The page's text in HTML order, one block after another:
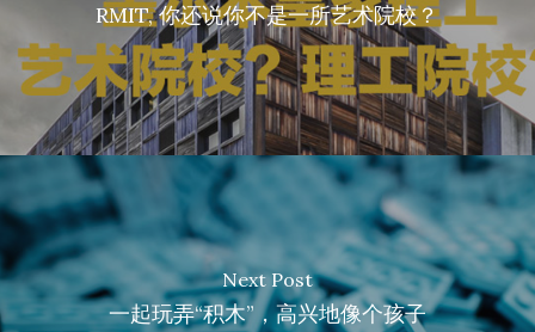
RMIT, 你还说你不是一所艺术院校？
Next Post
一起玩弄“积木”，高兴地像个孩子